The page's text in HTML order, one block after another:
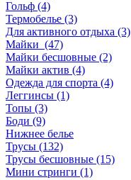
Гольф (4)
Термобелье (3)
Для активного отдыха (3)
Майки (47)
Майки бесшовные (2)
Майки актив (4)
Одежда для спорта (4)
Леггинсы (1)
Топы (3)
Боди (9)
Нижнее белье
Трусы (132)
Трусы бесшовные (15)
Мини стринги (1)